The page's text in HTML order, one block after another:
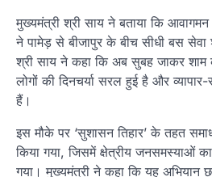
मुख्यमंत्री श्री साय ने बताया कि
ने पामेड़ से बीजापुर के बीच सीधी बस
श्री साय ने कहा कि अब सुबह जाकर शाम
लोगों की दिनचर्या सरल हुई है और
हैं।
इस मौके पर ‘सुशासन तिहार’ के तहत
किया गया, जिसमें क्षेत्रीय जनसमस्याओं का
गया। मुख्यमंत्री ने कहा कि यह अभियान